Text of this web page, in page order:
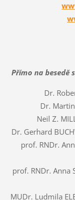
Přímo na besedě
Dr.
Dr. Martin
Neil Z.
Dr. Gerhard
prof. RNDr.
prof. RNDr. Anna
MUDr. Ludmila